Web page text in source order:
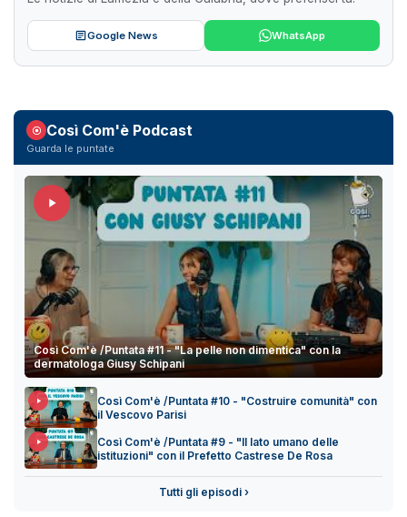
Google News WhatsApp
Così Com'è Podcast
Guarda le puntate
Così Com'è /Puntata #11 - "La pelle non dimentica" con la
dermatologa Giusy Schipani
Così Com'è /Puntata #10 - "Costruire comunità" con
il Vescovo Parisi
Così Com'è /Puntata #9 - "Il lato umano delle
istituzioni" con il Prefetto Castrese De Rosa
Tutti gli episodi ›